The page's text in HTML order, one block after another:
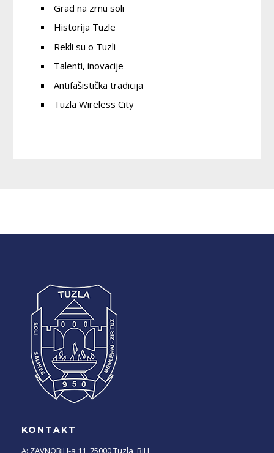
Grad na zrnu soli
Historija Tuzle
Rekli su o Tuzli
Talenti, inovacije
Antifašistička tradicija
Tuzla Wireless City
KONTAKT
A: ZAVNOBiH-a 11, 75000 Tuzla, BiH